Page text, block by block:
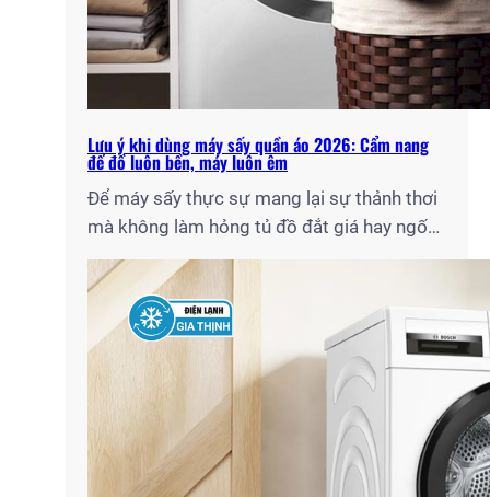
Lưu ý khi dùng máy sấy quần áo 2026: Cẩm nang
để đồ luôn bền, máy luôn êm
Để máy sấy thực sự mang lại sự thảnh thơi
mà không làm hỏng tủ đồ đắt giá hay ngốn
hàng triệu đồng tiền điện mỗi tháng, bạn
cần nắm rõ những quy tắc vận hành chuẩn
chuyên gia. Với tư cách là đội ngũ kỹ thuật
lâu năm tại Điện Lạnh Gia Thịnh, tôi…